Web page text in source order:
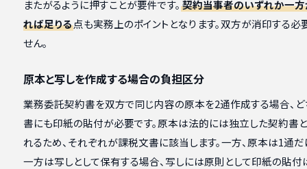
またがるように押すことが要件です。 契約当事者のいずれか一
れば足りる点も実務上のポイントとなります。双方が消印する必
せん。
原本と写しを作成する場合の負担区分
業務委託契約書を双方で同じ内容の原本を2通作成する場合、
書にも印紙の貼付が必要です。原本は法的には独立した契約書
れるため、それぞれが課税文書に該当します。一方、原本は1通だ
一方は写しとして保有する場合、写しには原則として印紙の貼